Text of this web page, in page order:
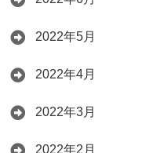
2022年5月
2022年4月
2022年3月
2022年2月